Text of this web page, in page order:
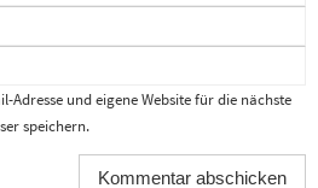
Adresse und eigene Website für die nächste
speichern.